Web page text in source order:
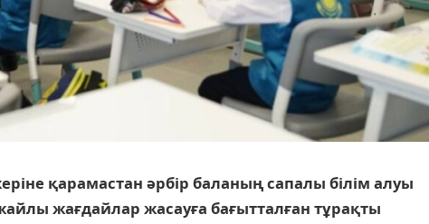
қарамастан әрбір баланың сапалы білім алуы
жағдайлар жасауға бағытталған тұрақты